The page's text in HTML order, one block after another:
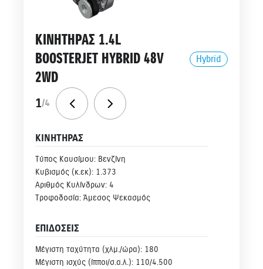
ΚΙΝΗΤΗΡΑΣ 1.4L
BOOSTERJET HYBRID 48V
2WD
Hybrid
1/4
ΚΙΝΗΤΗΡΑΣ
Τύπος Καυσίμου: Βενζίνη
Κυβισμός (κ.εκ): 1.373
Αριθμός Κυλίνδρων: 4
Τροφοδοσία: Άμεσος Ψεκασμός
ΕΠΙΔΟΣΕΙΣ
Μέγιστη ταχύτητα (χλμ./ώρα): 180
Μέγιστη ισχύς (ίπποι/σ.α.λ.): 110/4.500